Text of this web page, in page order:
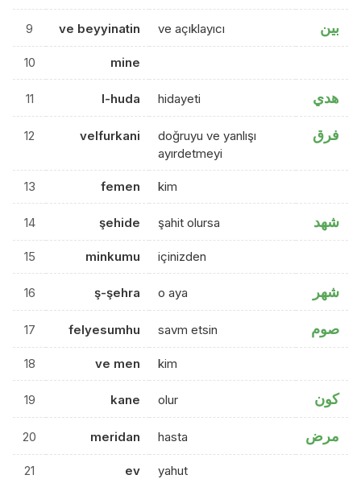
9 ve beyyinatin ve açıklayıcı بين
10 mine
11 l-huda hidayeti هدي
12 velfurkani
doğruyu ve yanlışı
ayırdetmeyi
فرق
13 femen kim
14 şehide şahit olursa شهد
15 minkumu içinizden
16 ş-şehra o aya شهر
17 felyesumhu savm etsin صوم
18 ve men kim
19 kane olur كون
20 meridan hasta مرض
21 ev yahut